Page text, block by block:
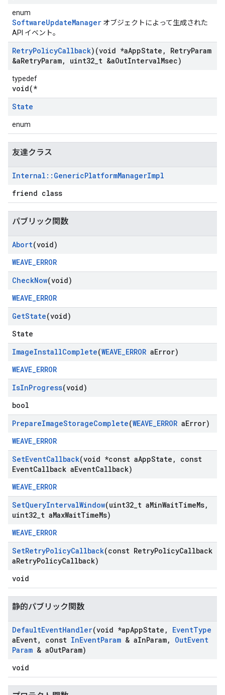
enum
SoftwareUpdateManager オブジェクトによって生成された
API イベント。
RetryPolicyCallback)(void *aAppState , RetryParam
&aRetryParam, uint32 t &aOutIntervalMsec)
typedef
void(*
State
enum
友達クラス
Internal :: GenericPlatformManagerImpl
friend class
パブリック関数
Abort(void)
WEAVE_ERROR
CheckNow(void)
WEAVE_ERROR
GetState(void)
State
ImageInstallComplete(WEAVE_ERROR aError)
WEAVE_ERROR
IsInProgress(void)
bool
PrepareImageStorageComplete(WEAVE_ERROR aError)
WEAVE_ERROR
SetEventCallback(void *const aAppState ,
const
EventCallback aEventCallback)
WEAVE_ERROR
SetQueryIntervalWindow(uint32 t aMinWaitTimeMs,
uint32 t aMaxWaitTimeMs)
WEAVE_ERROR
SetRetryPolicyCallback(const RetryPolicyCallback
aRetryPolicyCallback)
void
静的パブリック関数
DefaultEventHandler(void *apAppState , EventType
aEvent, const InEventParam & aInParam, OutEvent
Param & aOutParam)
void